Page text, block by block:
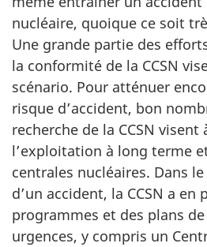
nucléaire, quoique ce soit
Une grande partie des
la conformité de la CCSN
scénario. Pour atténuer
risque d’accident, bon
recherche de la CCSN visent
l’exploitation à long terme
centrales nucléaires. Dans
d’un accident, la CCSN a en
programmes et des plans
urgences, y compris un